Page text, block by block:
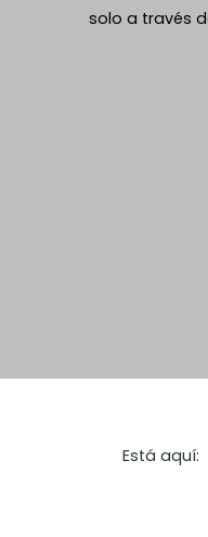
solo a través
Está aquí: